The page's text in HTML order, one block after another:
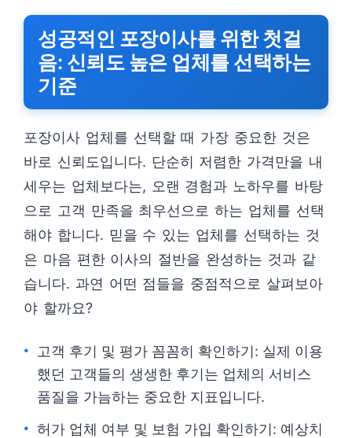
성공적인 포장이사를 위한 첫걸
음: 신뢰도 높은 업체를 선택하는
기준
포장이사 업체를 선택할 때 가장 중요한 것은
바로 신뢰도입니다. 단순히 저렴한 가격만을 내
세우는 업체보다는, 오랜 경험과 노하우를 바탕
으로 고객 만족을 최우선으로 하는 업체를 선택
해야 합니다. 믿을 수 있는 업체를 선택하는 것
은 마음 편한 이사의 절반을 완성하는 것과 같
습니다. 과연 어떤 점들을 중점적으로 살펴보아
야 할까요?
고객 후기 및 평가 꼼꼼히 확인하기: 실제 이용
했던 고객들의 생생한 후기는 업체의 서비스
품질을 가늠하는 중요한 지표입니다.
허가 업체 여부 및 보험 가입 확인하기: 예상치